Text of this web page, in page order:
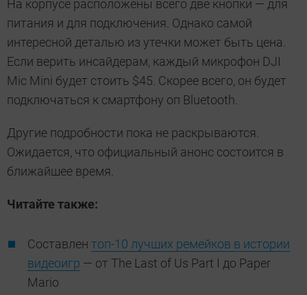
На корпусе расположены всего две кнопки — для
питания и для подключения. Однако самой
интересной деталью из утечки может быть цена.
Если верить инсайдерам, каждый микрофон DJI
Mic Mini будет стоить $45. Скорее всего, он будет
подключаться к смартфону оп Bluetooth.
Другие подробности пока не раскрываются.
Ожидается, что официальный анонс состоится в
ближайшее время.
Читайте также:
Составлен топ-10 лучших ремейков в истории
видеоигр — от The Last of Us Part I до Paper
Mario